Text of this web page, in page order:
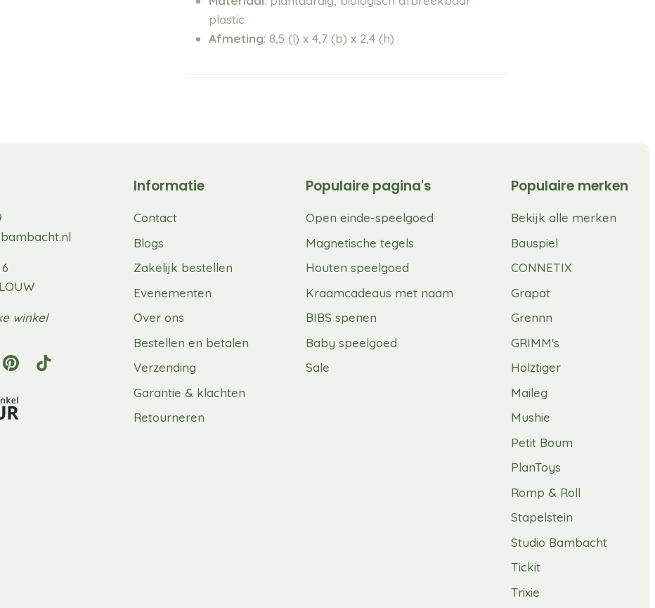
plastic
Afmeting: 8,5 (l) x 4,7 (b) x 2,4 (h)
winkel
Informatie
Contact
Blogs
Zakelijk bestellen
Evenementen
Over ons
Bestellen en betalen
Verzending
Garantie & klachten
Retourneren
Populaire pagina's
Open einde-speelgoed
Magnetische tegels
Houten speelgoed
Kraamcadeaus met naam
BIBS spenen
Baby speelgoed
Sale
Populaire merken
Bekijk alle merken
Bauspiel
CONNETIX
Grapat
Grennn
GRIMM's
Holztiger
Maileg
Mushie
Petit Boum
PlanToys
Romp & Roll
Stapelstein
Studio Bambacht
Tickit
Trixie